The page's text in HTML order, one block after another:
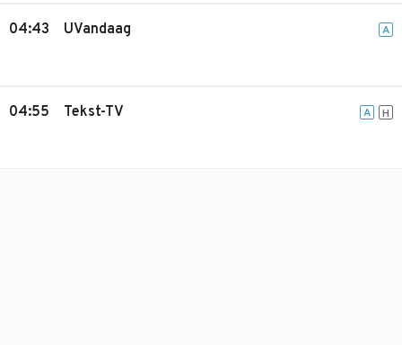
04:43 UVandaag A
04:55 Tekst-TV A H